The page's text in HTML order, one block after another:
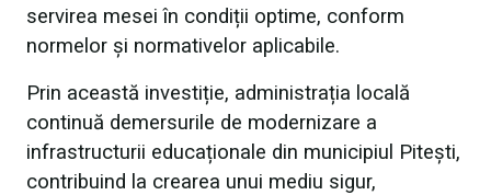
servirea mesei în condiții optime, conform
normelor și normativelor aplicabile.
Prin această investiție, administrația locală
continuă demersurile de modernizare a
infrastructurii educaționale din municipiul Pitești,
contribuind la crearea unui mediu sigur,